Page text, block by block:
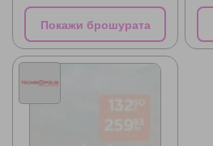
Покажи брошурата